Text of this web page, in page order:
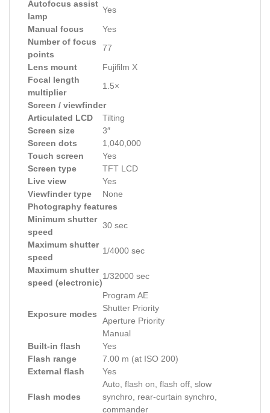
Autofocus assist
lamp
Yes
Manual focus
Yes
Number of focus
points
77
Lens mount
Fujifilm X
Focal length
multiplier
1.5×
Screen / viewfinder
Articulated LCD
Tilting
Screen size
3″
Screen dots
1,040,000
Touch screen
Yes
Screen type
TFT LCD
Live view
Yes
Viewfinder type
None
Photography features
Minimum shutter
speed
30 sec
Maximum shutter
speed
1/4000 sec
Maximum shutter
speed (electronic)
1/32000 sec
Exposure modes
Program AE
Shutter Priority
Aperture Priority
Manual
Built-in flash
Yes
Flash range
7.00 m (at ISO 200)
External flash
Yes
Flash modes
Auto, flash on, flash off, slow
synchro, rear-curtain synchro,
commander